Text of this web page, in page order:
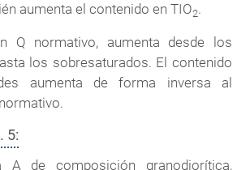
aumenta el contenido en TIO2.
Q normativo, aumenta desde los
los sobresaturados. El contenido
aumenta de forma inversa al
5:
A de composición granodiorítica,